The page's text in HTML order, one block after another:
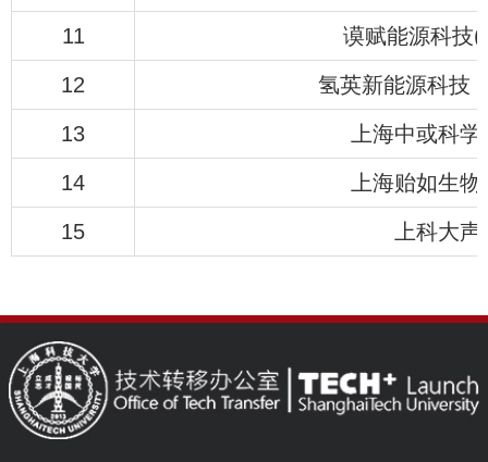
11 谟赋能源科技
12 氢英新能源科技
13 上海中或科
14 上海贻如生
15 上科大